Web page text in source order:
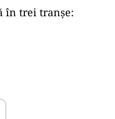
în trei tranșe: